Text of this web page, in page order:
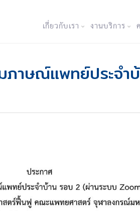
เกี่ยวกับเรา งานบริการ
มภาษณ์แพทย์ประจ